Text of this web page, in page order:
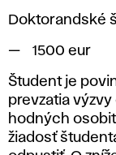
Doktorandské
1500 eur
Študent je
prevzatia
hodných
žiadosť